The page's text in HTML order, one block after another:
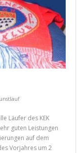
Läufer des KEK
guten Leistungen
auf dem
Vorjahres um 2